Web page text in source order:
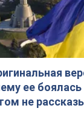
ее боялась
не